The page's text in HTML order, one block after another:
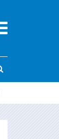
Menu
search